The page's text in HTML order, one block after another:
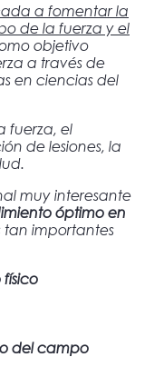
a fomentar la
de la fuerza y ​​el
objetivo
a través de
en ciencias del
fuerza, el
de lesiones, la
muy interesante
óptimo en
importantes
del campo